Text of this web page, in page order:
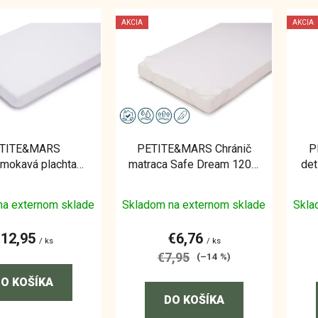
plachta
externom sklade
/ ks
KOŠÍKA
AKCIA
PETITE&MARS Chránič
matraca Safe Dream 120 x
Skladom na externom sklade
€6,76 / ks
€7,95 (–14 %)
DO KOŠÍKA
AKCIA